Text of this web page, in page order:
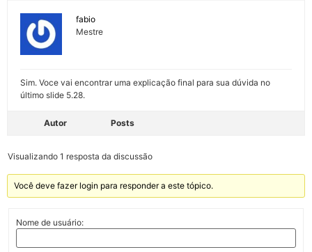
fabio
Mestre
Sim. Voce vai encontrar uma explicação final para sua dúvida no
último slide 5.28.
Autor Posts
Visualizando 1 resposta da discussão
Você deve fazer login para responder a este tópico.
Nome de usuário: